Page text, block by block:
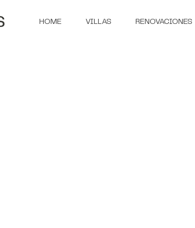
HOME VILLAS RENOVACIONES